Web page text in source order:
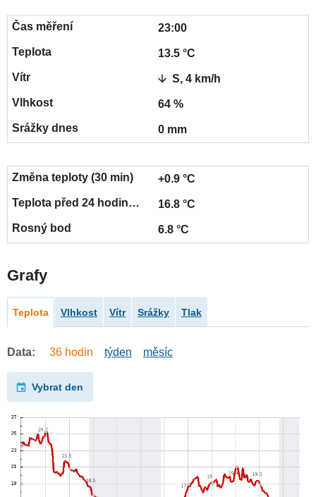
23:00
13.5 °C
S, 4 km/h
64 %
0 mm
+0.9 °C
16.8 °C
6.8 °C
Grafy
Teplota Vlhkost Vítr Srážky Tlak
Data: 36 hodin týden měsíc
Vybrat den